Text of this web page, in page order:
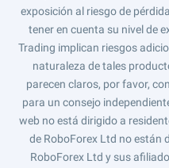
exposición al riesgo de
tener en cuenta su nivel de
Trading implican riesgos
naturaleza de tales
parecen claros, por favor,
para un consejo
web no está dirigido a
de RoboForex Ltd no están
RoboForex Ltd y sus